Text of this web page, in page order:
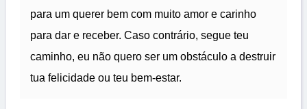
para um querer bem com muito amor e carinho
para dar e receber. Caso contrário, segue teu
caminho, eu não quero ser um obstáculo a destruir
tua felicidade ou teu bem-estar.